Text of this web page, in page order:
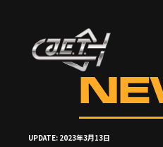
UPDATE: 2023年3月13日